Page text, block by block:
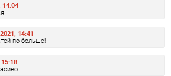
14:04
14:41
по-больше!